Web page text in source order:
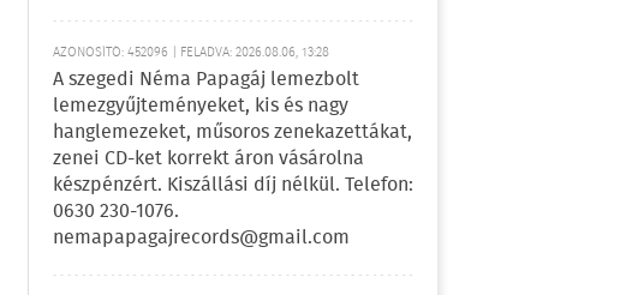
AZONOSÍTÓ: 452096 | FELADVA: 2026.08.06, 13:28
A szegedi Néma Papagáj lemezbolt
lemezgyűjteményeket, kis és nagy
hanglemezeket, műsoros zenekazettákat,
zenei CD-ket korrekt áron vásárolna
készpénzért. Kiszállási díj nélkül. Telefon:
0630 230-1076.
nemapapagajrecords@gmail.com